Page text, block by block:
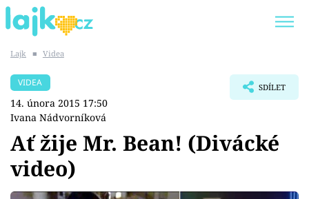
SHOPAHOLICADEL
Témata
Lajk ■ Videa
VIDEA
14. února 2015 17:50
Ivana Nádvorníková
SDÍLET
Ať žije Mr. Bean! (Divácké
video)